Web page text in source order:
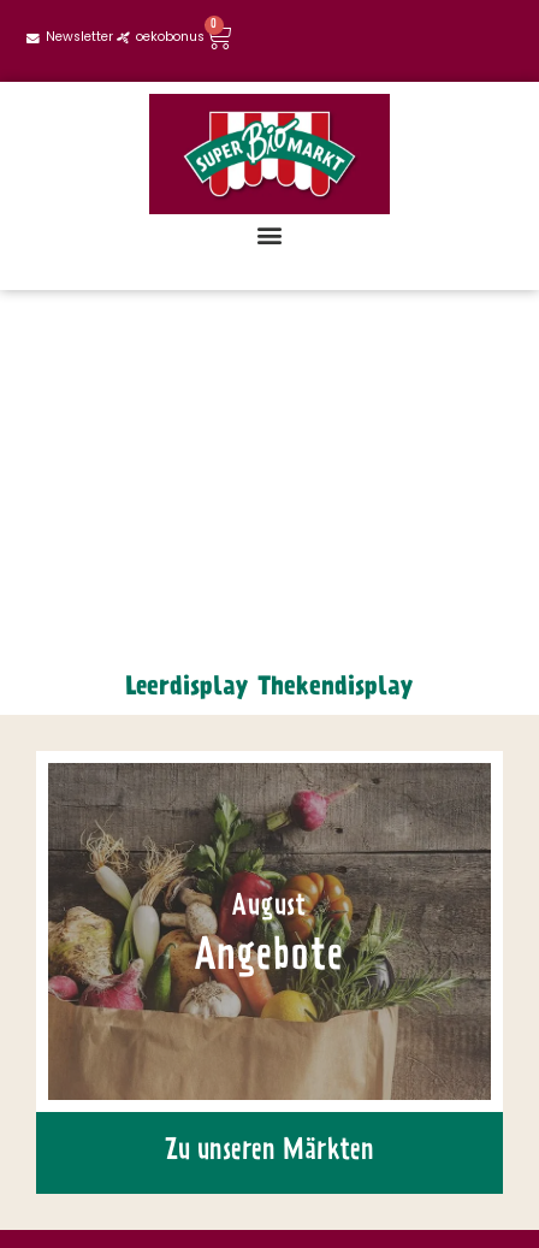
Newsletter oekobonus
0
Leerdisplay Thekendisplay
August
Angebote
Zu unseren Märkten